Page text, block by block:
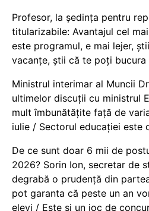
Profesor, la ședința pentru
titularizabile: Avantajul cel
este programul, e mai lejer,
vacanţe, știi că te poți
Ministrul interimar al Muncii
ultimelor discuții cu ministrul
mult îmbunătățite față de
iulie / Sectorul educației este
De ce sunt doar 6 mii de
2026? Sorin Ion, secretar de
degrabă o prudență din
pot garanta că peste un an
elevi / Este și un joc de